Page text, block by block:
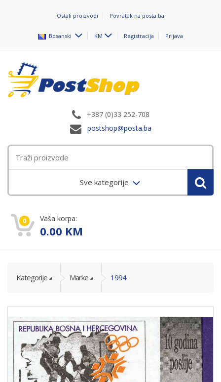
Ostali proizvodi Povratak na posta.ba
Bosanski KM Registracija Prijava
+387 (0)33 252-708
postshop@posta.ba
Sve kategorije
0 Vaša korpa:
0.00 KM
Kategorije Marke 1994